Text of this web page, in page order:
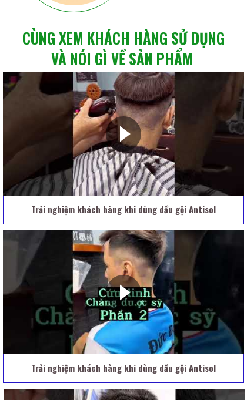
CÙNG XEM KHÁCH HÀNG SỬ DỤNG
VÀ NÓI GÌ VỀ SẢN PHẨM
Trải nghiệm khách hàng khi dùng dầu gội Antisol
Trải nghiệm khách hàng khi dùng dầu gội Antisol